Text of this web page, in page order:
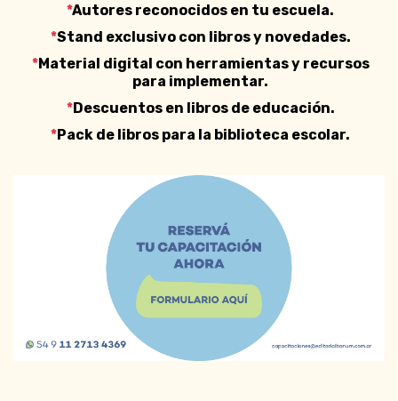
*Autores reconocidos en tu escuela.
*Stand exclusivo con libros y novedades.
*Material digital con herramientas y recursos
para implementar.
*Descuentos en libros de educación.
*Pack de libros para la biblioteca escolar.